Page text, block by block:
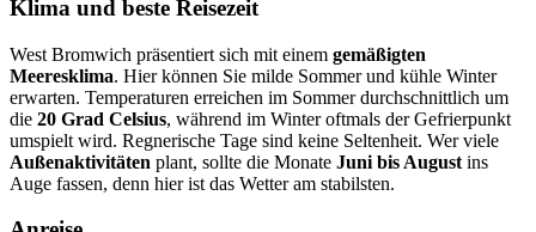
Klima und beste Reisezeit
West Bromwich präsentiert sich mit einem gemäßigten
Meeresklima. Hier können Sie milde Sommer und kühle Winter
erwarten. Temperaturen erreichen im Sommer durchschnittlich um
die 20 Grad Celsius, während im Winter oftmals der Gefrierpunkt
umspielt wird. Regnerische Tage sind keine Seltenheit. Wer viele
Außenaktivitäten plant, sollte die Monate Juni bis August ins
Auge fassen, denn hier ist das Wetter am stabilsten.